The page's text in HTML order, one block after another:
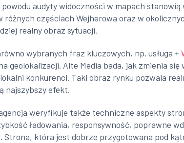
audyty widoczności w mapach
różnych częściach Wejherowa oraz w
realny obraz sytuacji.
wybranych fraz kluczowych, np. usługa +
geolokalizacji. Alte Media bada, jak zmienia
konkurenci. Taki obraz rynku pozwala
najszybszy efekt.
weryfikuje także techniczne aspekty
ładowania, responsywność, poprawne
Strona, która jest dobrze przygotowana pod